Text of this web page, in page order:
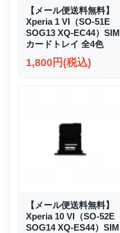
【メール便送料無料】
Xperia 1 VI（SO-51E
SOG13 XQ-EC44）SIM
カードトレイ 全4色
1,800円(税込)
【メール便送料無料】
Xperia 10 VI（SO-52E
SOG14 XQ-ES44）SIM